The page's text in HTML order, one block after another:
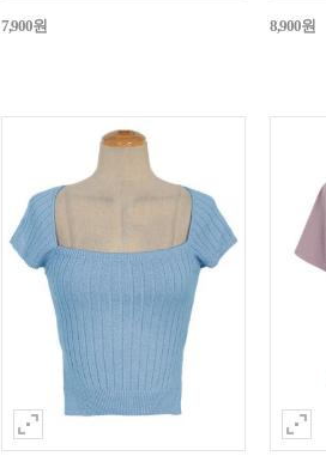
7,900원 8,900원